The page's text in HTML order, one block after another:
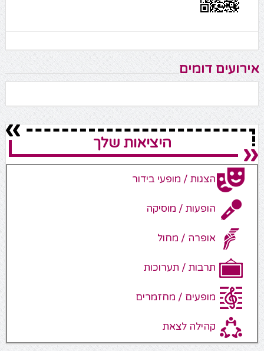
אירועים דומים
היציאות שלך
הצגות / מופעי בידור
הופעות / מוסיקה
אופרה / מחול
תרבות / תערוכות
מופעים / מחזמרים
קהילה לצאת